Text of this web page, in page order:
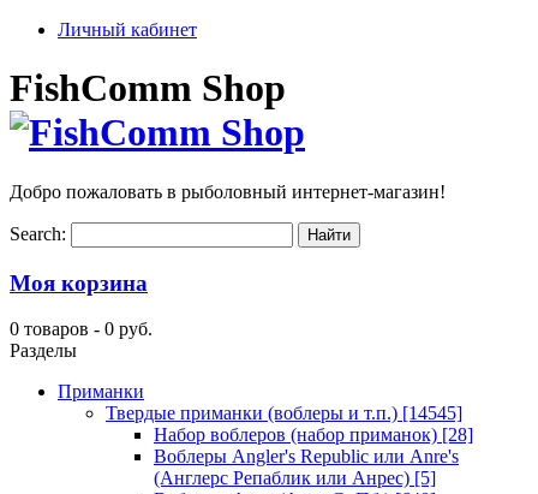
Личный кабинет
FishComm Shop
Добро пожаловать в рыболовный интернет-магазин!
Search:
Моя корзина
0 товаров - 0 руб.
Разделы
Приманки
Твердые приманки (воблеры и т.п.) [14545]
Набор воблеров (набор приманок) [28]
Воблеры Angler's Republic или Anre's
(Англерс Репаблик или Анрес) [5]